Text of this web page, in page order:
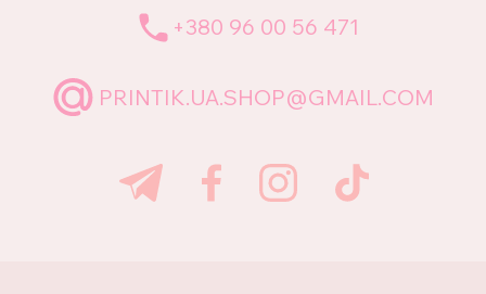
+380 96 00 56 471
PRINTIK.UA.SHOP@GMAIL.COM